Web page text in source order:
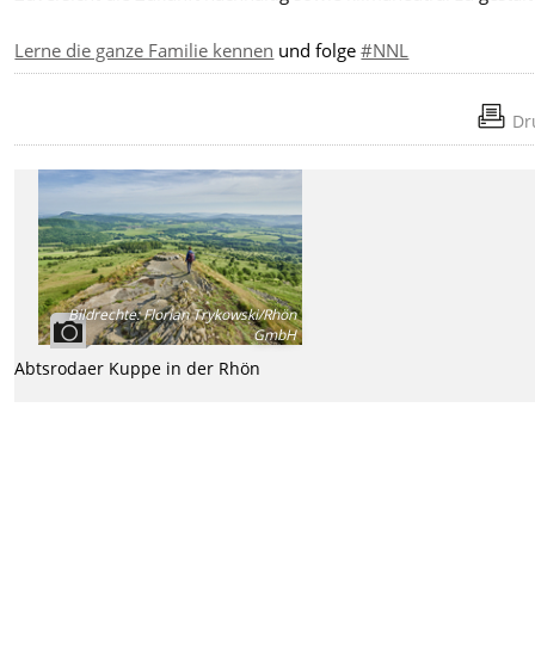
Lerne die ganze Familie kennen und folge#NNL
Bildrechte:Florian Trykowski/Rhön
GmbH
Abtsrodaer Kuppe in der Rhön